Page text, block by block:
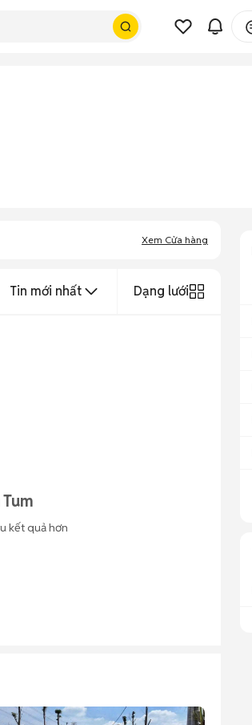
Xem Cửa hàng
Tin mới nhất Dạng lưới
kết quả hơn